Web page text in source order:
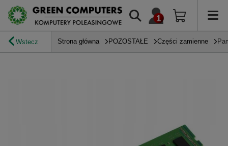
Wstecz Strona główna POZOSTAŁE Części zamienne